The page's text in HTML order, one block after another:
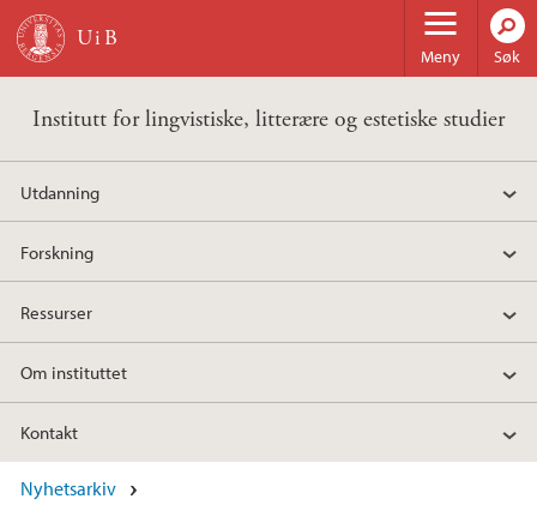
Hopp til hovedinnhold
Meny Søk
Institutt for lingvistiske, litterære og estetiske studier
Utdanning
Forskning
Ressurser
Om instituttet
Kontakt
Nyhetsarkiv